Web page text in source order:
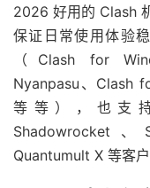
2026 好用的 Clash
保证日常使用体验
（Clash for
Nyanpasu、Clash
等等），也支
Shadowrocket
Quantumult X 等客户